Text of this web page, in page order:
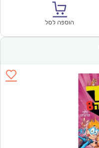
הוספה לסל